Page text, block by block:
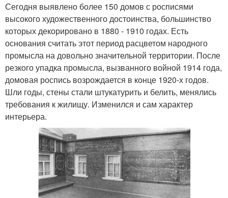
Сегодня выявлено более 150 домов с росписями
высокого художественного достоинства, большинство
которых декорировано в 1880 - 1910 годах. Есть
основания считать этот период расцветом народного
промысла на довольно значительной территории. После
резкого упадка промысла, вызванного войной 1914 года,
домовая роспись возрождается в конце 1920-х годов.
Шли годы, стены стали штукатурить и белить, менялись
требования к жилищу. Изменился и сам характер
интерьера.